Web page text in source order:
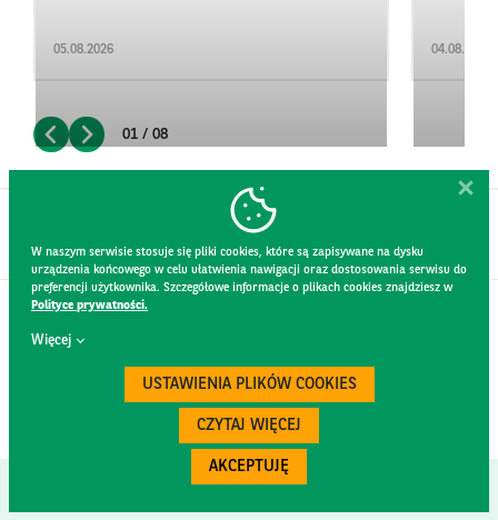
05.08.2026 04.08.2026
01 / 08
W naszym serwisie stosuje się pliki cookies, które są zapisywane na dysku
urządzenia końcowego w celu ułatwienia nawigacji oraz dostosowania serwisu do
preferencji użytkownika. Szczegółowe informacje o plikach cookies znajdziesz w
Polityce prywatności.
Więcej
USTAWIENIA PLIKÓW COOKIES
CZYTAJ WIĘCEJ
AKCEPTUJĘ
REGULAMIN STRONY
POLITYKA PRYWATNOŚCI